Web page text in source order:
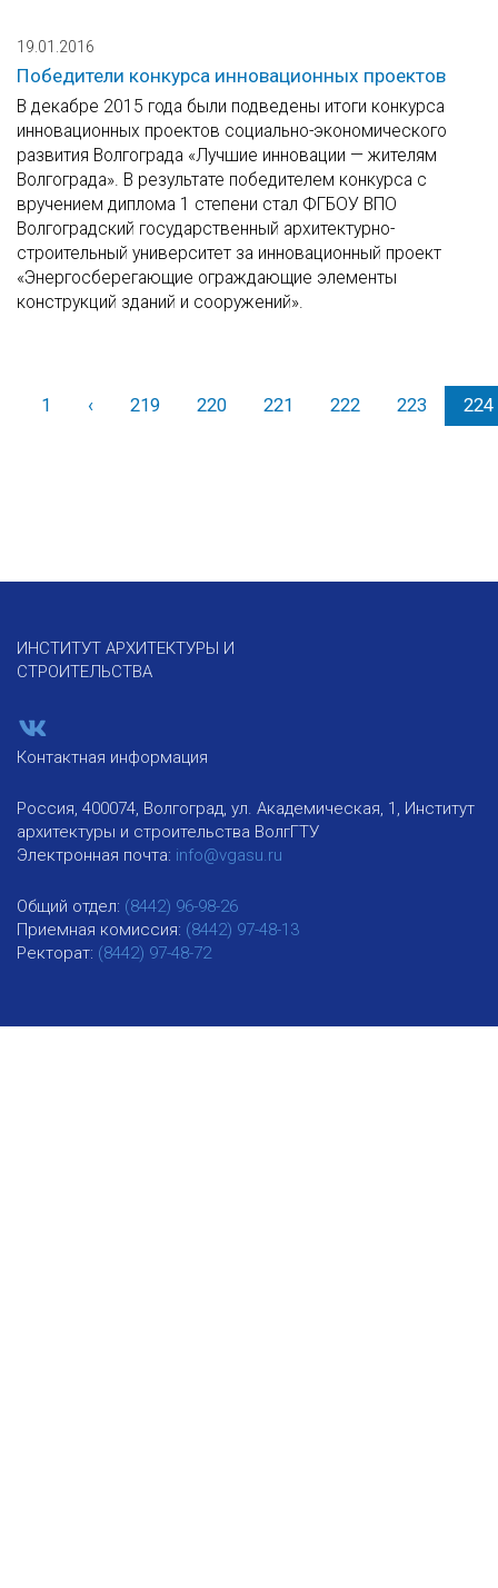
19.01.2016
Победители конкурса инновационных проектов
В декабре 2015 года были подведены итоги конкурса
инновационных проектов социально-экономического
развития Волгограда «Лучшие инновации — жителям
Волгограда». В результате победителем конкурса с
вручением диплома 1 степени стал ФГБОУ ВПО
Волгоградский государственный архитектурно-
строительный университет за инновационный проект
«Энергосберегающие ограждающие элементы
конструкций зданий и сооружений».
1 ‹Назад219 220 221 222 223 224
ИНСТИТУТ АРХИТЕКТУРЫ И
СТРОИТЕЛЬСТВА
Контактная информация
Россия, 400074, Волгоград, ул. Академическая, 1, Институт
архитектуры и строительства ВолгГТУ
Электронная почта: info@vgasu.ru
Общий отдел: (8442) 96-98-26
Приемная комиссия: (8442) 97-48-13
Ректорат: (8442) 97-48-72